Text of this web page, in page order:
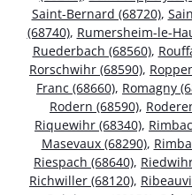
Saint-Bernard (68720),
(68740), Rumersheim-le-
Ruederbach (68560),
Rorschwihr (68590),
Franc (68660), Romagny
Rodern (68590),
Riquewihr (68340),
Masevaux (68290),
Riespach (68640),
Richwiller (68120),